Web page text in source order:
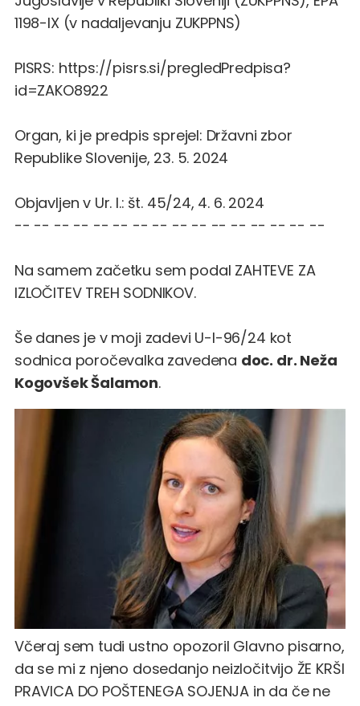
1198-IX (v nadaljevanju ZUKPPNS)
PISRS: https://pisrs.si/pregledPredpisa?
id=ZAKO8922
Organ, ki je predpis sprejel: Državni zbor
Republike Slovenije, 23. 5. 2024
Objavljen v Ur. l.: št. 45/24, 4. 6. 2024
-- -- -- -- -- -- -- -- -- -- -- -- -- -- -- --
Na samem začetku sem podal ZAHTEVE ZA
IZLOČITEV TREH SODNIKOV.
Še danes je v moji zadevi U-I-96/24 kot
sodnica poročevalka zavedena doc. dr. Neža
Kogovšek Šalamon.
Včeraj sem tudi ustno opozoril Glavno pisarno,
da se mi z njeno dosedanjo neizločitvijo ŽE KRŠI
PRAVICA DO POŠTENEGA SOJENJA in da če ne